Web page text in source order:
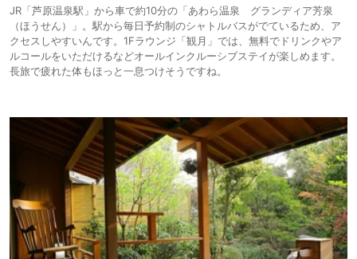
JR「芦原温泉駅」から車で約10分の「あわら温泉 グランディア芳泉
（ほうせん）」。駅から毎日予約制のシャトルバスがでているため、ア
クセスしやすいんです。1Fラウンジ「観月」では、無料でドリンクやア
ルコールをいただけるなどオールインクルーシブステイが楽しめます。
長旅で疲れた体もほっと一息つけそうですね。